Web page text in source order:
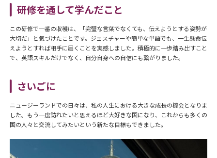
研修を通して学んだこと
この研修で一番の収穫は、「完璧な言葉でなくても、伝えようとする姿勢が
大切だ」と気づけたことです。ジェスチャーや簡単な単語でも、一生懸命伝
えようとすれば相手に届くことを実感しました。積極的に一歩踏み出すこと
で、英語スキルだけでなく、自分自身への自信にも繋がりました。
さいごに
ニュージーランドでの日々は、私の人生における大きな成長の機会となりま
した。もう一度訪れたいと思えるほど大好きな国になり、これからも多くの
国の人々と交流してみたいという新たな目標もできました。